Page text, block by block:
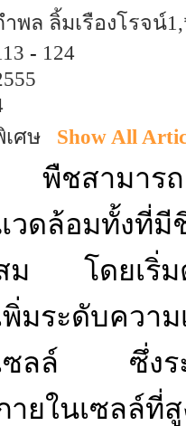
ำพล ลิ้มเรืองโรจน์
- 124
เศษ Show All
พืชสามารถต
วดล้อมทั้งที่มี
ม โดยเริ่ม
พิ่มระดับควา
ซลล์ ซึ่ง
ายในเซลล์ที่